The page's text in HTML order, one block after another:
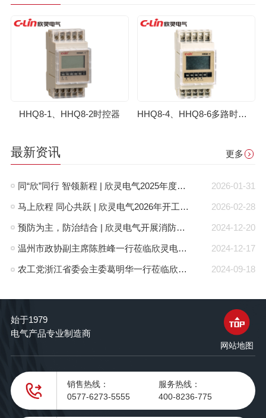
HHQ8-1、HHQ8-2时控器 HHQ8-4、HHQ8-6多路时控器
最新资讯 更多
2026-01-31
同“欣”同行 智领新程 | 欣灵电气2025年度表彰总结大会暨新年酒会成功举办！
2026-02-28
马上欣程 同心共跃 | 欣灵电气2026年开工大吉！
2024-12-20
预防为主，防治结合 | 欣灵电气开展消防应急预案演练活动
2024-12-17
温州市政协副主席陈胜峰一行莅临欣灵电气调研指导
2024-09-18
农工党浙江省委会主委葛明华一行莅临欣灵电气考察调研
始于1979
电气产品专业制造商
网站地图
销售热线：
0577-6273-5555
服务热线：
400-8236-775